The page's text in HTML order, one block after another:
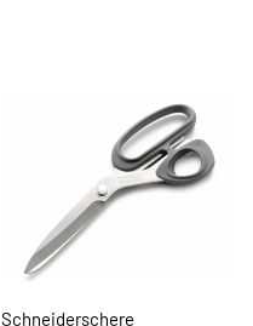
Schneiderschere